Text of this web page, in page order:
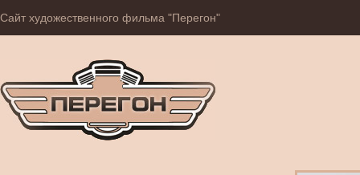
Сайт художественного фильма "Перегон"